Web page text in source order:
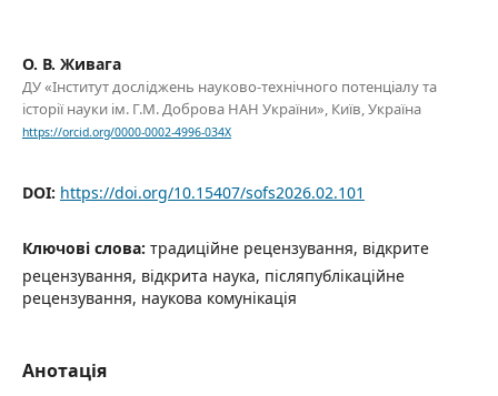
О. В. Живага
ДУ «Інститут досліджень науково-технічного потенціалу та
історії науки ім. Г.М. Доброва НАН України», Київ, Україна
https://orcid.org/0000-0002-4996-034X
DOI: https://doi.org/10.15407/sofs2026.02.101
Ключові слова: традиційне рецензування, відкрите
рецензування, відкрита наука, післяпублікаційне
рецензування, наукова комунікація
Анотація